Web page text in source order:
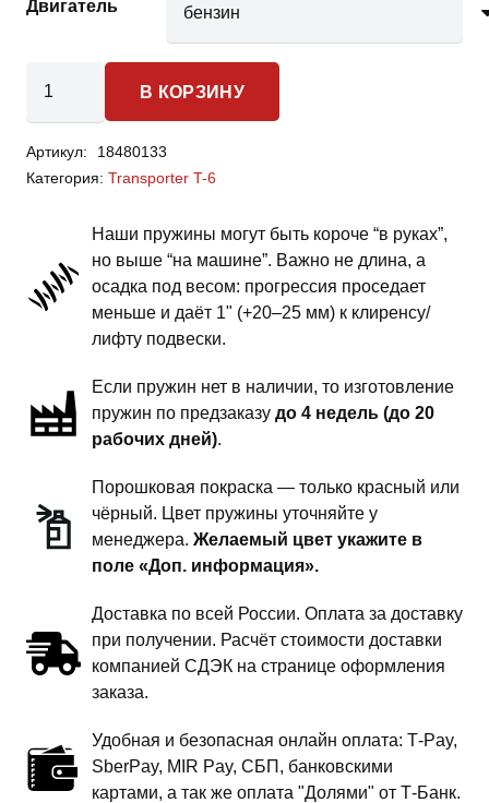
Двигатель
товара
Transporter
T-
пружины
передней
под
бронирование
В КОРЗИНУ
Артикул:
18480133
Категория: Transporter T-6
Наши пружины могут быть короче “в руках”,
но выше “на машине”. Важно не длина, а
осадка под весом: прогрессия проседает
меньше и даёт 1" (+20–25 мм) к клиренсу/
лифту подвески.
Если пружин нет в наличии, то изготовление
пружин по предзаказу до 4 недель (до 20
рабочих дней).
Порошковая покраска — только красный или
чёрный. Цвет пружины уточняйте у
менеджера. Желаемый цвет укажите в
поле «Доп. информация».
Доставка по всей России. Оплата за доставку
при получении. Расчёт стоимости доставки
компанией СДЭК на странице оформления
заказа.
Удобная и безопасная онлайн оплата: T‑Pay,
SberPay, MIR Pay, СБП, банковскими
картами, а так же оплата "Долями" от Т-Банк.